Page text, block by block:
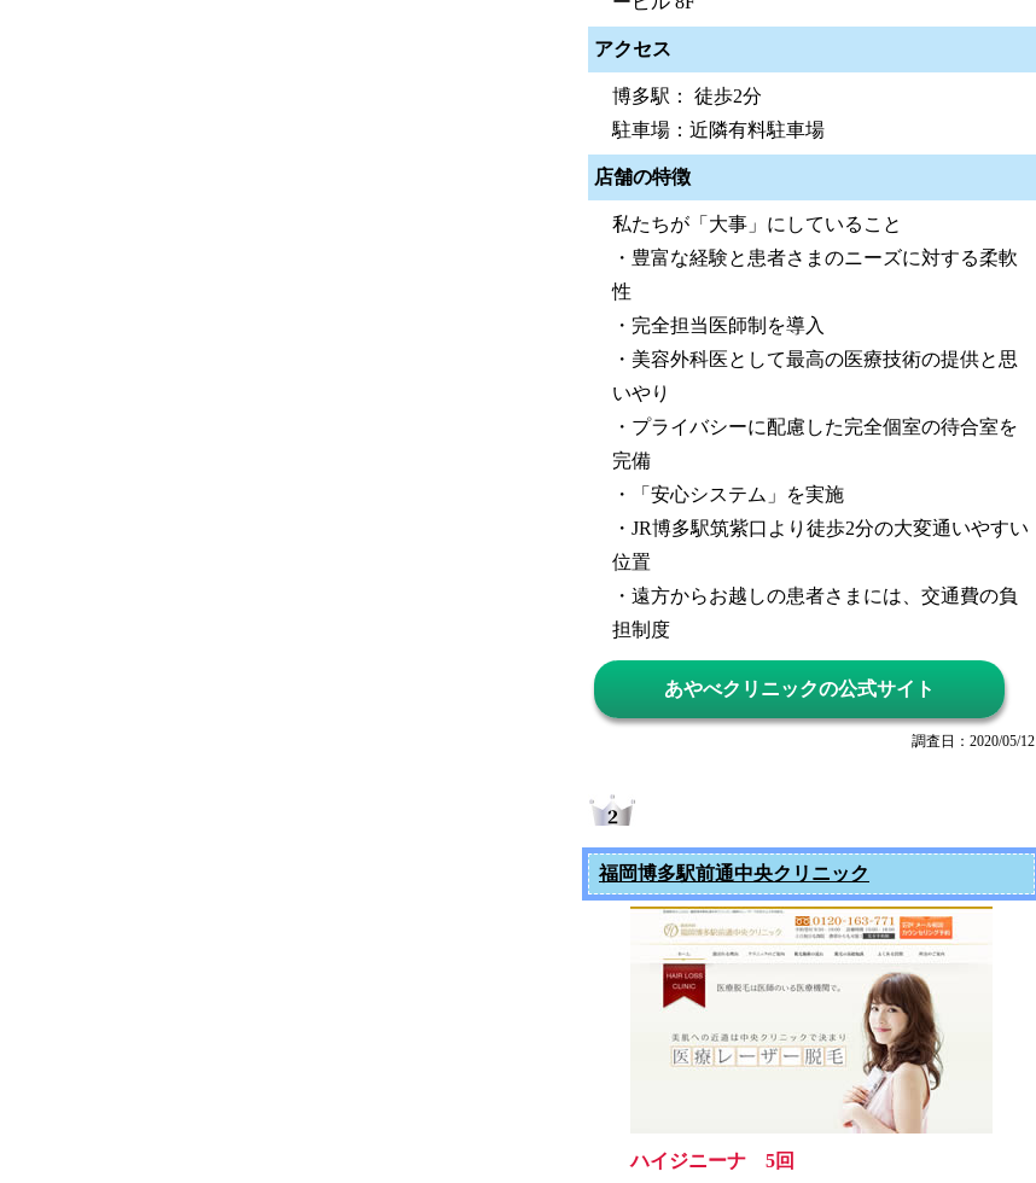
アクセス
博多駅： 徒歩2分
駐車場：近隣有料駐車場
店舗の特徴
私たちが「大事」にしていること
・豊富な経験と患者さまのニーズに対する柔軟
性
・完全担当医師制を導入
・美容外科医として最高の医療技術の提供と思
いやり
・プライバシーに配慮した完全個室の待合室を
完備
・「安心システム」を実施
・JR博多駅筑紫口より徒歩2分の大変通いやすい
位置
・遠方からお越しの患者さまには、交通費の負
担制度
あやべクリニックの公式サイト
調査日：2020/05/12
福岡博多駅前通中央クリニック
ハイジニーナ 5回